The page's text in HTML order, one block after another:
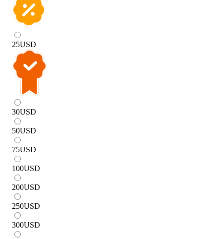
25USD
30USD
50USD
75USD
100USD
200USD
250USD
300USD